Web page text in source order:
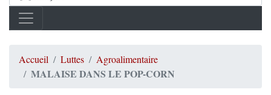
Accueil Luttes Agroalimentaire
MALAISE DANS LE POP-CORN